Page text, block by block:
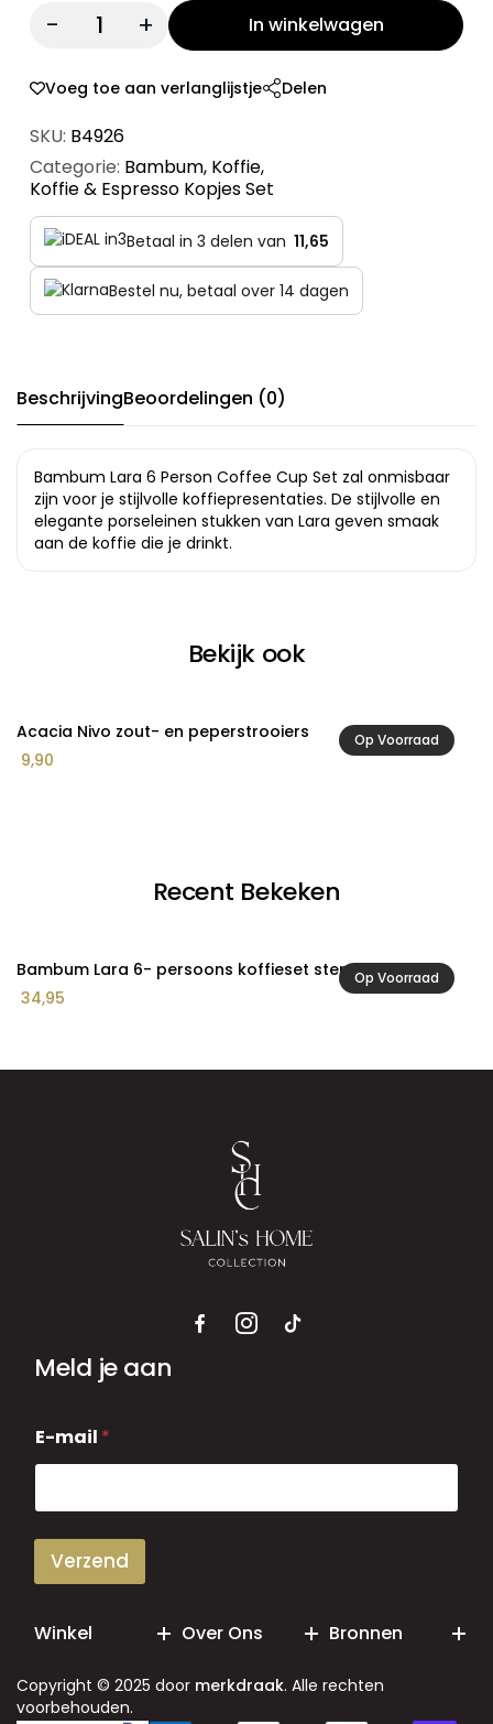
Quantity: In winkelwagen
Voeg toe aan verlanglijstje Delen
SKU: B4926
Categorie: Bambum, Koffie,
Koffie & Espresso Kopjes Set
Betaal in 3 delen van 11,65
Bestel nu, betaal over 14 dagen
BeschrijvingBeoordelingen (0)
Bambum Lara 6 Person Coffee Cup Set zal onmisbaar
zijn voor je stijlvolle koffiepresentaties. De stijlvolle en
elegante porseleinen stukken van Lara geven smaak
aan de koffie die je drinkt.
Bekijk ook
Op Voorraad
Acacia Nivo zout- en peperstrooiers
9,90
Recent Bekeken
Op Voorraad
Bambum Lara 6- persoons koffieset ster
34,95
Meld je aan
-
m
i
E-mail *
Verzend
Winkel Over Ons Bronnen
Copyright © 2025 door merkdraak. Alle rechten
voorbehouden.